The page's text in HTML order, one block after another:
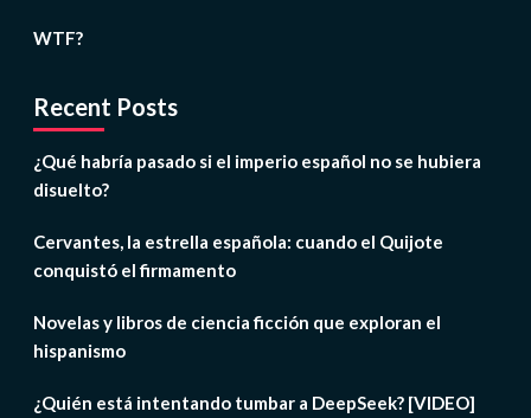
WTF?
Recent Posts
¿Qué habría pasado si el imperio español no se hubiera
disuelto?
Cervantes, la estrella española: cuando el Quijote
conquistó el firmamento
Novelas y libros de ciencia ficción que exploran el
hispanismo
¿Quién está intentando tumbar a DeepSeek? [VIDEO]